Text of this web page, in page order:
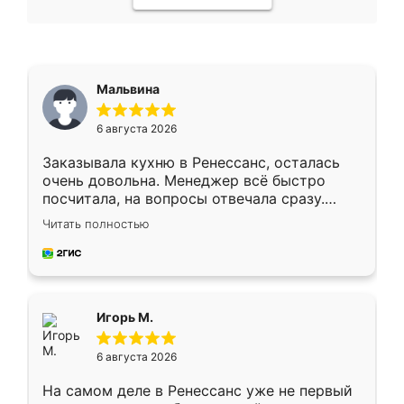
Мальвина
6 августа 2026
Заказывала кухню в Ренессанс, осталась
очень довольна. Менеджер всё быстро
посчитала, на вопросы отвечала сразу.
Замерщик приехал в субботу, подошёл к
делу со всей ответственностью. Собрали
за день, ребята работали аккуратно, даже
Читать полностью
Игорь М.
6 августа 2026
На самом деле в Ренессанс уже не первый